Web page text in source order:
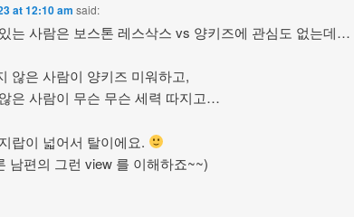
at 12:10 am said:
는 사람은 보스톤 레스삭스 vs 양키즈에 관심도 없는데…
않은 사람이 양키즈 미워하고,
은 사람이 무슨 무슨 세력 따지고…
랍이 넓어서 탈이에요.
남편의 그런 view 를 이해하죠~~)